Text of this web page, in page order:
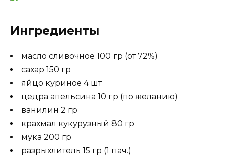
Ингредиенты
масло сливочное 100 гр (от 72%)
сахар 150 гр
яйцо куриное 4 шт
цедра апельсина 10 гр (по желанию)
ванилин 2 гр
крахмал кукурузный 80 гр
мука 200 гр
разрыхлитель 15 гр (1 пач.)